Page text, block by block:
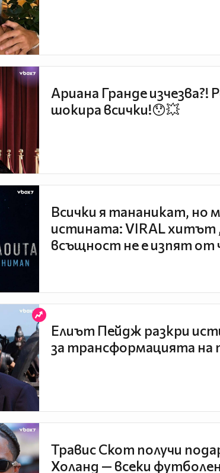
Ариана Гранде изчезва?!
шокира всички!😯💥
Всички я тананикат, но
истината: VIRAL хитът
всъщност не е изпят от
Елиът Пейдж разкри
за трансформацията на
Травис Скот получи
Холанд — всеки